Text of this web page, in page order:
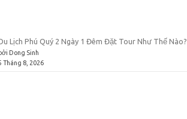
Lịch Phú Quý 2 Ngày 1 Đêm Đặt Tour Như Thế Nào?
Dong Sinh
Tháng 8, 2026